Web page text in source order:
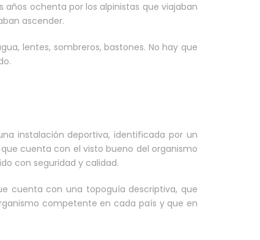
ochenta por los alpinistas que viajaban
ascender.
lentes, sombreros, bastones. No hay que
instalación deportiva, identificada por un
cuenta con el visto bueno del organismo
con seguridad y calidad.
cuenta con una topoguía descriptiva, que
competente en cada país y que en